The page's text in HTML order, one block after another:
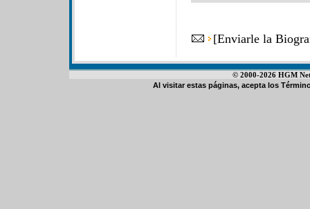
[Enviarle la
© 2000-2026 HGM
Al visitar estas páginas, acepta los